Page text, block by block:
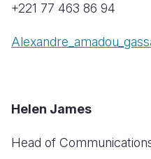
+221 77 463 86 94
Helen James
Head of